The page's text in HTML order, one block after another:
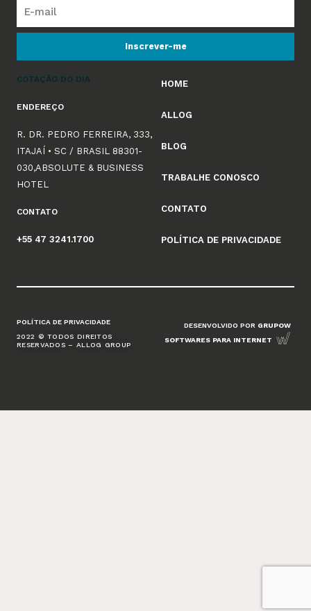
Inscrever-me
COTAÇÃO DO DIA
ENDEREÇO
R. DR. PEDRO FERREIRA, 333,
ITAJAÍ • SC / BRASIL 88301-
030,ABSOLUTE & BUSINESS
HOTEL
CONTATO
+55 47 3241.1700
HOME
ALLOG
BLOG
TRABALHE CONOSCO
CONTATO
POLÍTICA DE PRIVACIDADE
POLÍTICA DE PRIVACIDADE
2022 © TODOS DIREITOS
RESERVADOS – ALLOG GROUP
DESENVOLVIDO POR GRUPOW
SOFTWARES PARA INTERNET